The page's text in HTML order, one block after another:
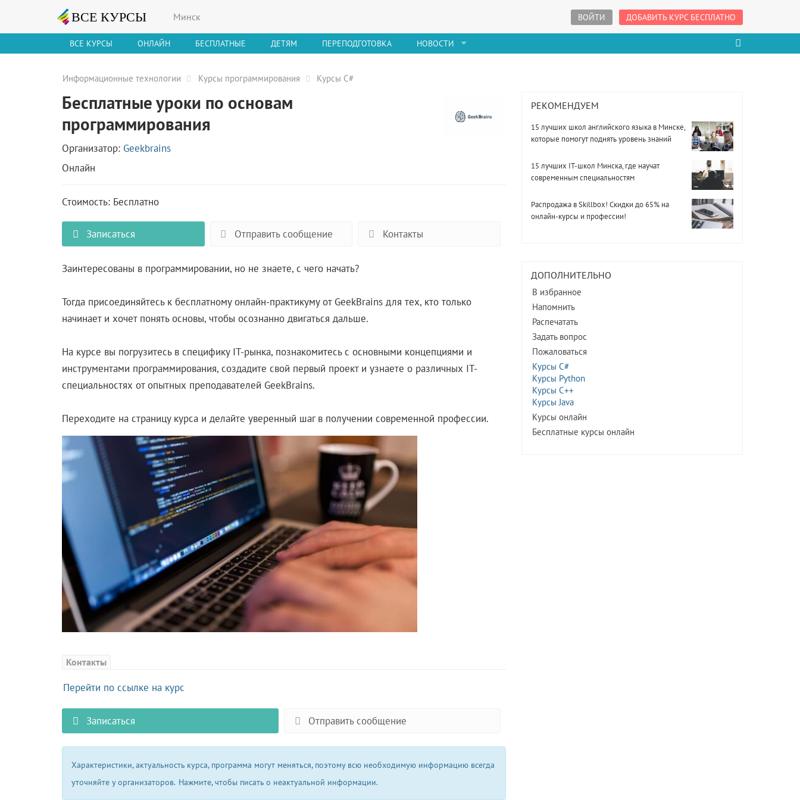
Минск ВОЙТИ ДОБАВИТЬ КУРС БЕСПЛАТНО
ВСЕ КУРСЫ ОНЛАЙН БЕСПЛАТНЫЕ ДЕТЯМ ПЕРЕПОДГОТОВКА НОВОСТИ
Информационные технологии Курсы программирования Курсы C#
Бесплатные уроки по основам
программирования
Организатор: Geekbrains
Онлайн
Стоимость: Бесплатно
Записаться Отправить сообщение Контакты
Заинтересованы в программировании, но не знаете, с чего начать?
Тогда присоединяйтесь к бесплатному онлайн-практикуму от GeekBrains для тех, кто только
начинает и хочет понять основы, чтобы осознанно двигаться дальше.
На курсе вы погрузитесь в специфику IT-рынка, познакомитесь с основными концепциями и
инструментами программирования, создадите свой первый проект и узнаете о различных IT-
специальностях от опытных преподавателей GeekBrains.
Переходите на страницу курса и делайте уверенный шаг в получении современной профессии.
Контакты
Перейти по ссылке на курс
Записаться Отправить сообщение
Характеристики, актуальность курса, программа могут меняться, поэтому всю необходимую информацию всегда
уточняйте у организаторов. Нажмите, чтобы писать о неактуальной информации.
РЕКОМЕНДУЕМ
15 лучших школ английского языка в Минске,
которые помогут поднять уровень знаний
15 лучших IT-школ Минска, где научат
современным специальностям
Распродажа в Skillbox! Скидки до 65% на
онлайн-курсы и профессии!
ДОПОЛНИТЕЛЬНО
В избранное
Напомнить
Распечатать
Задать вопрос
Пожаловаться
Курсы C#
Курсы Python
Курсы C++
Курсы Java
Курсы онлайн
Бесплатные курсы онлайн